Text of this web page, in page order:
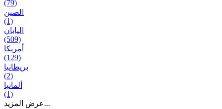
(79)
الصين
(1)
اليابان
(509)
أمريكا
(129)
بریطانیا
(2)
ألمانيا
(1)
عرض المزيد...